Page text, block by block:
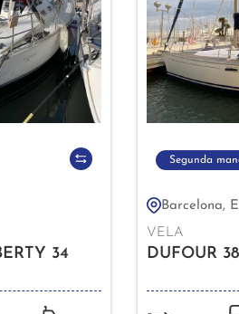
34
Segunda
Barcelona,
VELA
DUFOUR